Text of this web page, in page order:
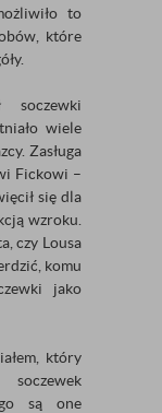
to
które
wiele
Zasługa
Fickowi –
się dla
wzroku.
czy Lousa
komu
jako
który
są one